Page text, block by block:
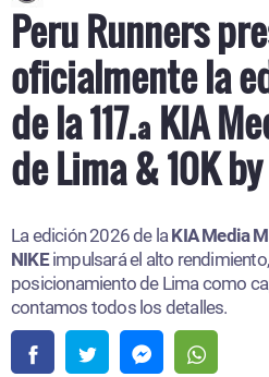
Peru Runners
oficialmente la
de la 117.ª KIA
de Lima & 10K
La edición 2026 de la KIA Media
NIKEimpulsará el alto
posicionamiento de Lima como
contamos todos los detalles.